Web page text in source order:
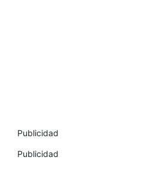
Publicidad
Publicidad